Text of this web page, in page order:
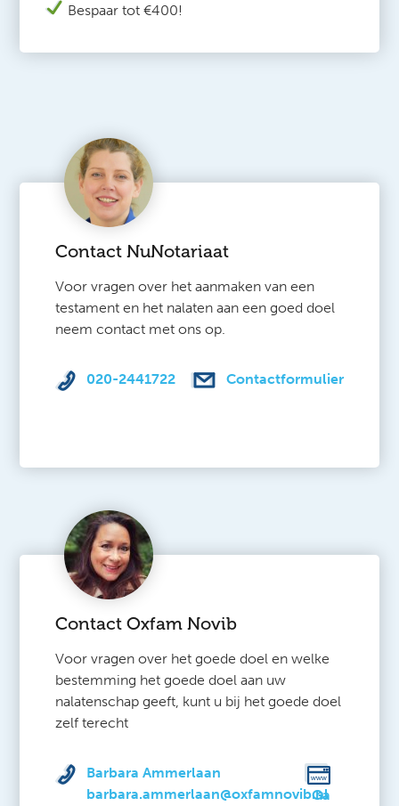
Bespaar tot €400!
Contact NuNotariaat
Voor vragen over het aanmaken van een
testament en het nalaten aan een goed doel
neem contact met ons op.
020-2441722 Contactformulier
Contact Oxfam Novib
Voor vragen over het goede doel en welke
bestemming het goede doel aan uw
nalatenschap geeft, kunt u bij het goede doel
zelf terecht
Barbara Ammerlaan
barbara.ammerlaan@oxfamnovib.nl
Ga